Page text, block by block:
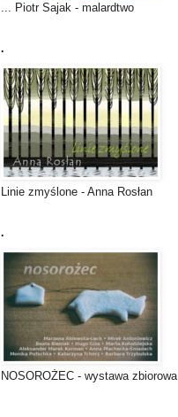
... Piotr Sajak - malardtwo
.
Linie zmyślone - Anna Rosłan
.
NOSOROŻEC - wystawa zbiorowa